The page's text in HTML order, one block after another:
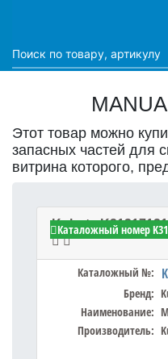
Этот товар можно
запасных частей для
витрина которого,
Kubota
Каталожный №:
Бренд:
Наименование:
Производитель:
Каталожный номер